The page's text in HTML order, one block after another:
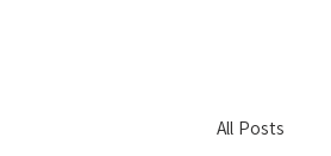
All Posts